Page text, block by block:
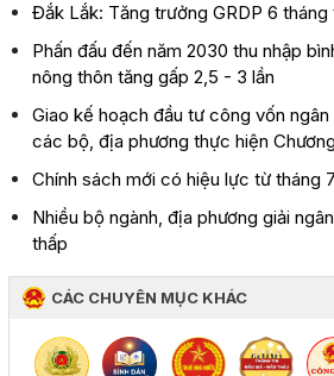
Đắk Lắk: Tăng trưởng GRDP 6 tháng
Phấn đấu đến năm 2030 thu nhập
nông thôn tăng gấp 2,5 - 3 lần
Giao kế hoạch đầu tư công vốn
các bộ, địa phương thực hiện
Chính sách mới có hiệu lực từ tháng
Nhiều bộ ngành, địa phương giải
thấp
CÁC CHUYÊN MỤC KHÁC